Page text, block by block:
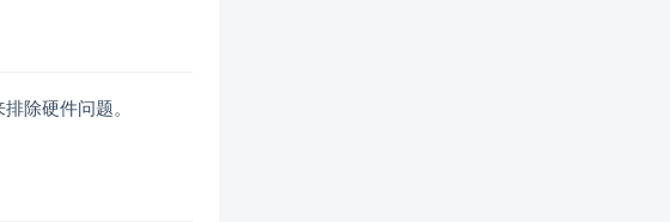
除硬件问题。